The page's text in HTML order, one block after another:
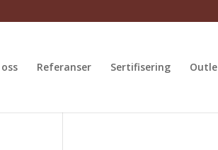
Referanser Sertifisering